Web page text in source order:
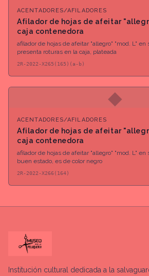
ACENTADORES/AFILADORES
Afilador de hojas de afeitar
caja contenedora
afilador de hojas de afeitar "allegro" "mod. L" en
presenta roturas en la caja, plateada
2R-2022-X265(165)(a-b)
◆
ACENTADORES/AFILADORES
Afilador de hojas de afeitar
caja contenedora
afilador de hojas de afeitar "allegro" "mod. L" en
buen estado, es de color negro
2R-2022-X266(164)
Institución cultural dedicada a la